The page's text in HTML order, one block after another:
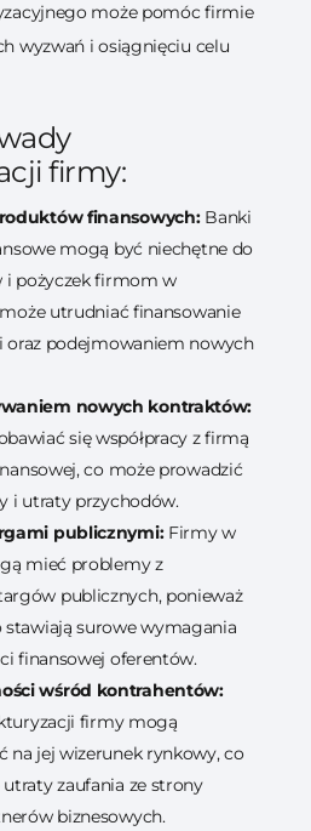
może pomóc firmie
wyzwań i osiągnięciu celu
firmy:
finansowych:Banki
mogą być niechętne do
i pożyczek firmom w
utrudniać finansowanie
oraz podejmowaniem nowych
nowych kontraktów:
się współpracy z firmą
co może prowadzić
i utraty przychodów.
publicznymi:Firmy w
mieć problemy z
publicznych, ponieważ
stawiają surowe wymagania
finansowej oferentów.
wśród kontrahentów:
firmy mogą
na jej wizerunek rynkowy, co
zaufania ze strony
biznesowych.